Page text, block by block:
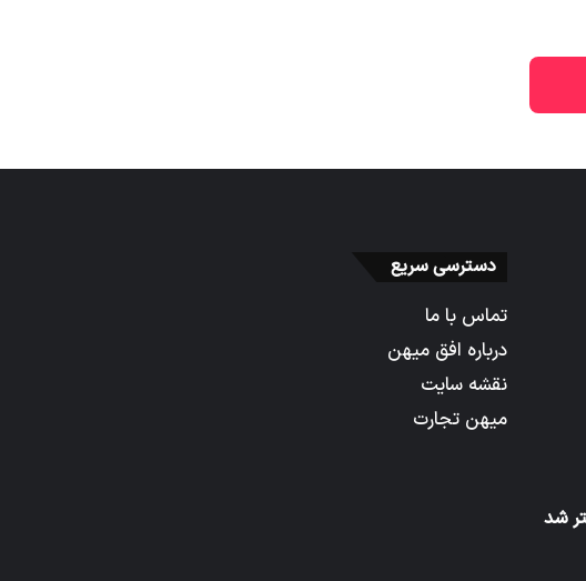
دسترسی سریع
تماس با ما
درباره افق میهن
نقشه سایت
میهن تجارت